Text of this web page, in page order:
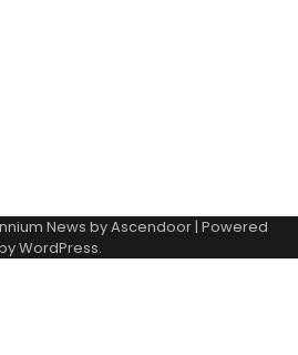
News byAscendoor | Powered
WordPress.